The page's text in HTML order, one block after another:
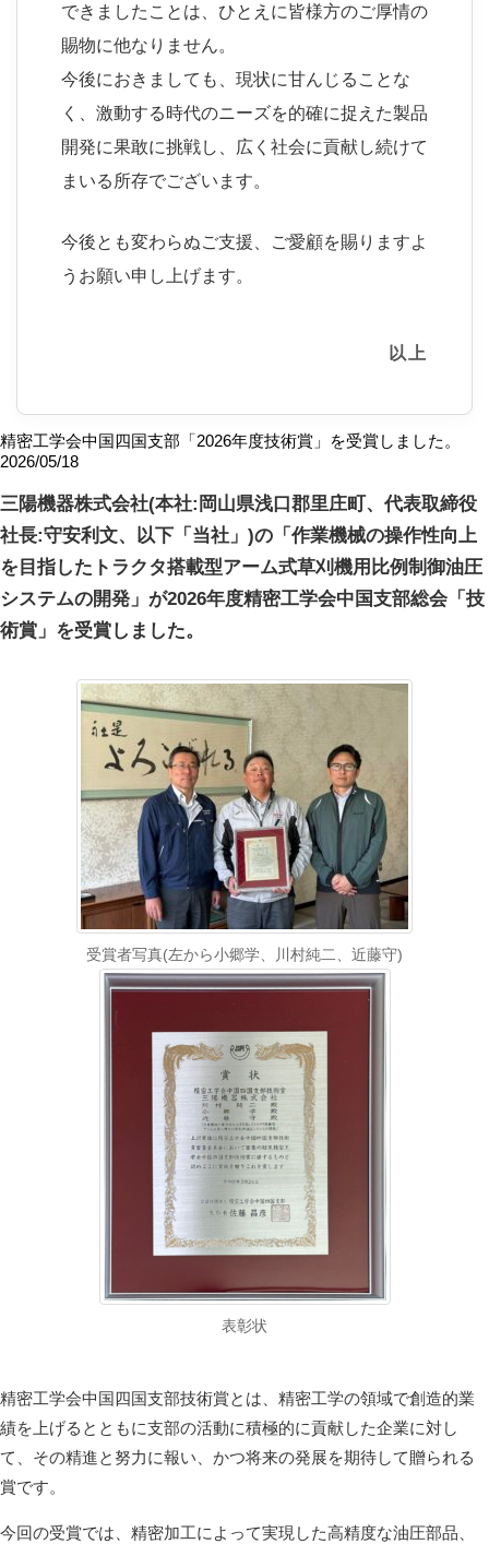
できましたことは、ひとえに皆様方のご厚情の
賜物に他なりません。
今後におきましても、現状に甘んじることな
く、激動する時代のニーズを的確に捉えた製品
開発に果敢に挑戦し、広く社会に貢献し続けて
まいる所存でございます。
今後とも変わらぬご支援、ご愛顧を賜りますよ
うお願い申し上げます。
以上
精密工学会中国四国支部「2026年度技術賞」を受賞しました。
2026/05/18
三陽機器株式会社(本社:岡山県浅口郡里庄町、代表取締役
社長:守安利文、以下「当社」)の「作業機械の操作性向上
を目指したトラクタ搭載型アーム式草刈機用比例制御油圧
システムの開発」が2026年度精密工学会中国支部総会「技
術賞」を受賞しました。
受賞者写真(左から小郷学、川村純二、近藤守)
表彰状
精密工学会中国四国支部技術賞とは、精密工学の領域で創造的業
績を上げるとともに支部の活動に積極的に貢献した企業に対し
て、その精進と努力に報い、かつ将来の発展を期待して贈られる
賞です。
今回の受賞では、精密加工によって実現した高精度な油圧部品、